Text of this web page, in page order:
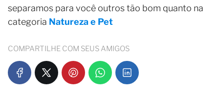
separamos para você outros tão bom quanto na
categoria Natureza e Pet
COMPARTILHE COM SEUS AMIGOS